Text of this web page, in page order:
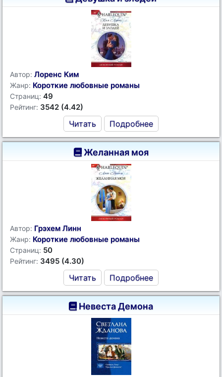
Автор: Лоренс Ким
Жанр: Короткие любовные романы
Страниц: 49
Рейтинг: 3542 (4.42)
Читать Подробнее
Желанная моя
Автор: Грэхем Линн
Жанр: Короткие любовные романы
Страниц: 50
Рейтинг: 3495 (4.30)
Читать Подробнее
Невеста Демона